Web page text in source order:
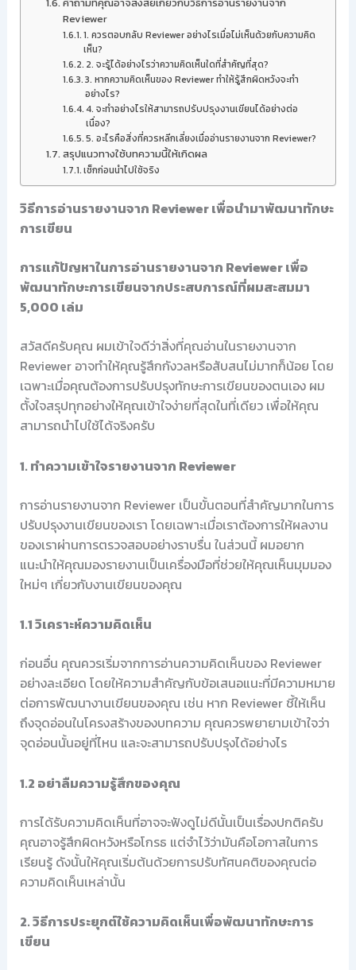
Reviewer
1. ควรตอบกลับ Reviewer อย่างไรเมื่อไม่เห็นด้วยกับความคิด
เห็น?
2. จะรู้ได้อย่างไรว่าความคิดเห็นใดที่สำคัญที่สุด?
3. หากความคิดเห็นของ Reviewer ทำให้รู้สึกผิดหวังจะทำ
อย่างไร?
4. จะทำอย่างไรให้สามารถปรับปรุงงานเขียนได้อย่างต่อ
เนื่อง?
5. อะไรคือสิ่งที่ควรหลีกเลี่ยงเมื่ออ่านรายงานจาก Reviewer?
สรุปแนวทางใช้บทความนี้ให้เกิดผล
เช็กก่อนนำไปใช้จริง
วิธีการอ่านรายงานจาก Reviewer เพื่อนำมาพัฒนาทักษะ
การเขียน
การแก้ปัญหาในการอ่านรายงานจาก Reviewer เพื่อ
พัฒนาทักษะการเขียนจากประสบการณ์ที่ผมสะสมมา
5,000 เล่ม
สวัสดีครับคุณ ผมเข้าใจดีว่าสิ่งที่คุณอ่านในรายงานจาก
Reviewer อาจทำให้คุณรู้สึกกังวลหรือสับสนไม่มากก็น้อย โดย
เฉพาะเมื่อคุณต้องการปรับปรุงทักษะการเขียนของตนเอง ผม
ตั้งใจสรุปทุกอย่างให้คุณเข้าใจง่ายที่สุดในที่เดียว เพื่อให้คุณ
สามารถนำไปใช้ได้จริงครับ
1. ทำความเข้าใจรายงานจาก Reviewer
การอ่านรายงานจาก Reviewer เป็นขั้นตอนที่สำคัญมากในการ
ปรับปรุงงานเขียนของเรา โดยเฉพาะเมื่อเราต้องการให้ผลงาน
ของเราผ่านการตรวจสอบอย่างราบรื่น ในส่วนนี้ ผมอยาก
แนะนำให้คุณมองรายงานเป็นเครื่องมือที่ช่วยให้คุณเห็นมุมมอง
ใหม่ๆ เกี่ยวกับงานเขียนของคุณ
1.1 วิเคราะห์ความคิดเห็น
ก่อนอื่น คุณควรเริ่มจากการอ่านความคิดเห็นของ Reviewer
อย่างละเอียด โดยให้ความสำคัญกับข้อเสนอแนะที่มีความหมาย
ต่อการพัฒนางานเขียนของคุณ เช่น หาก Reviewer ชี้ให้เห็น
ถึงจุดอ่อนในโครงสร้างของบทความ คุณควรพยายามเข้าใจว่า
จุดอ่อนนั้นอยู่ที่ไหน และจะสามารถปรับปรุงได้อย่างไร
1.2 อย่าลืมความรู้สึกของคุณ
การได้รับความคิดเห็นที่อาจจะฟังดูไม่ดีนั้นเป็นเรื่องปกติครับ
คุณอาจรู้สึกผิดหวังหรือโกรธ แต่จำไว้ว่ามันคือโอกาสในการ
เรียนรู้ ดังนั้นให้คุณเริ่มต้นด้วยการปรับทัศนคติของคุณต่อ
ความคิดเห็นเหล่านั้น
2. วิธีการประยุกต์ใช้ความคิดเห็นเพื่อพัฒนาทักษะการ
เขียน